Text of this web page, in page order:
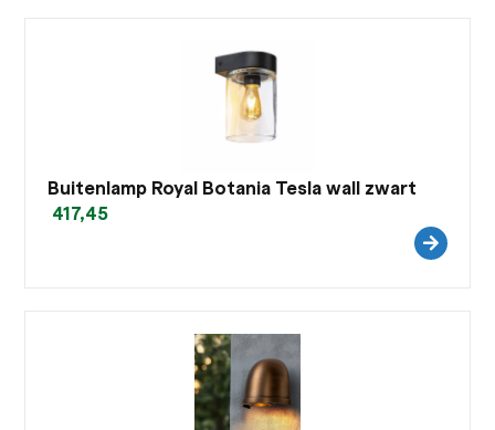
Buitenlamp Royal Botania Tesla wall zwart
417,45